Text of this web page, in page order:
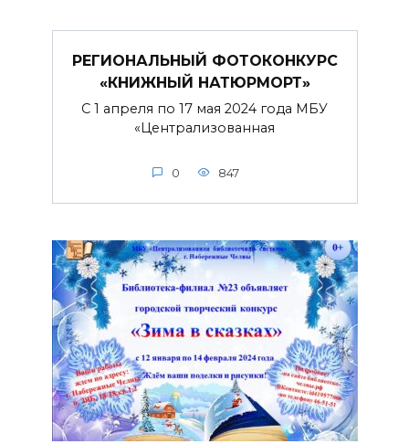
РЕГИОНАЛЬНЫЙ ФОТОКОНКУРС
«КНИЖНЫЙ НАТЮРМОРТ»
С 1 апреля по 17 мая 2024 года МБУ
«Централизованная
0 847